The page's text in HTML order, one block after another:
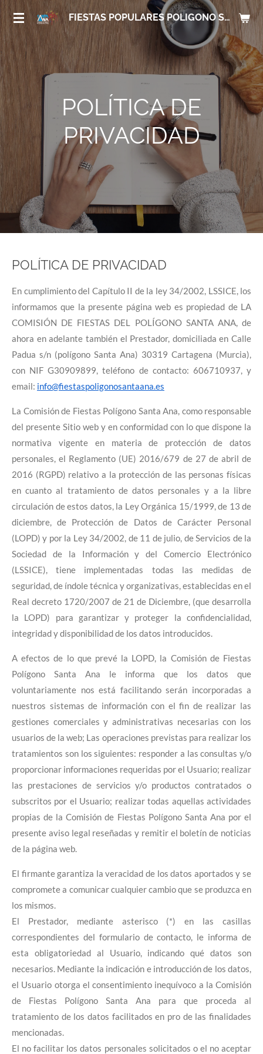
Ir
al
contenido
principal
FIESTAS POPULARES POLIGONO SANTA ANA
POLÍTICA DE
PRIVACIDAD
POLÍTICA DE PRIVACIDAD
En cumplimiento del Capítulo II de la ley 34/2002, LSSICE, los
informamos que la presente página web es propiedad de LA
COMISIÓN DE FIESTAS DEL POLÍGONO SANTA ANA, de
ahora en adelante también el Prestador, domiciliada en Calle
Padua s/n (polígono Santa Ana) 30319 Cartagena (Murcia),
con NIF G30909899, teléfono de contacto: 606710937, y
email: info@fiestaspoligonosantaana.es
La Comisión de Fiestas Polígono Santa Ana, como responsable
del presente Sitio web y en conformidad con lo que dispone la
normativa vigente en materia de protección de datos
personales, el Reglamento (UE) 2016/679 de 27 de abril de
2016 (RGPD) relativo a la protección de las personas físicas
en cuanto al tratamiento de datos personales y a la libre
circulación de estos datos, la Ley Orgánica 15/1999, de 13 de
diciembre, de Protección de Datos de Carácter Personal
(LOPD) y por la Ley 34/2002, de 11 de julio, de Servicios de la
Sociedad de la Información y del Comercio Electrónico
(LSSICE), tiene implementadas todas las medidas de
seguridad, de índole técnica y organizativas, establecidas en el
Real decreto 1720/2007 de 21 de Diciembre, (que desarrolla
la LOPD) para garantizar y proteger la confidencialidad,
integridad y disponibilidad de los datos introducidos.
A efectos de lo que prevé la LOPD, la Comisión de Fiestas
Polígono Santa Ana le informa que los datos que
voluntariamente nos está facilitando serán incorporadas a
nuestros sistemas de información con el fin de realizar las
gestiones comerciales y administrativas necesarias con los
usuarios de la web; Las operaciones previstas para realizar los
tratamientos son los siguientes: responder a las consultas y/o
proporcionar informaciones requeridas por el Usuario; realizar
las prestaciones de servicios y/o productos contratados o
subscritos por el Usuario; realizar todas aquellas actividades
propias de la Comisión de Fiestas Polígono Santa Ana por el
presente aviso legal reseñadas y remitir el boletín de noticias
de la página web.
El firmante garantiza la veracidad de los datos aportados y se
compromete a comunicar cualquier cambio que se produzca en
los mismos.
El Prestador, mediante asterisco (*) en las casillas
correspondientes del formulario de contacto, le informa de
esta obligatoriedad al Usuario, indicando qué datos son
necesarios. Mediante la indicación e introducción de los datos,
el Usuario otorga el consentimiento inequívoco a la Comisión
de Fiestas Polígono Santa Ana
para que proceda al
tratamiento de los datos facilitados en pro de las finalidades
mencionadas.
El no facilitar los datos personales solicitados o el no aceptar